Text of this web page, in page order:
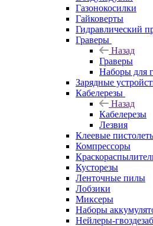
Газонокосилки
Гайковерты
Гидравлический
Граверы
Назад
Граверы
Наборы для
Зарядные
Кабелерезы
Назад
Кабелерезы
Лезвия
Клеевые
Компрессоры
Кусторезы
Ленточные пилы
Лобзики
Миксеры
Наборы
Нейлеры-